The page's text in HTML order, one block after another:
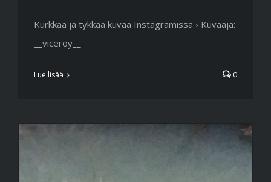
Kurkkaa ja tykkää kuvaa Instagramissa › Kuvaaja:
__viceroy__
Lue lisää 0